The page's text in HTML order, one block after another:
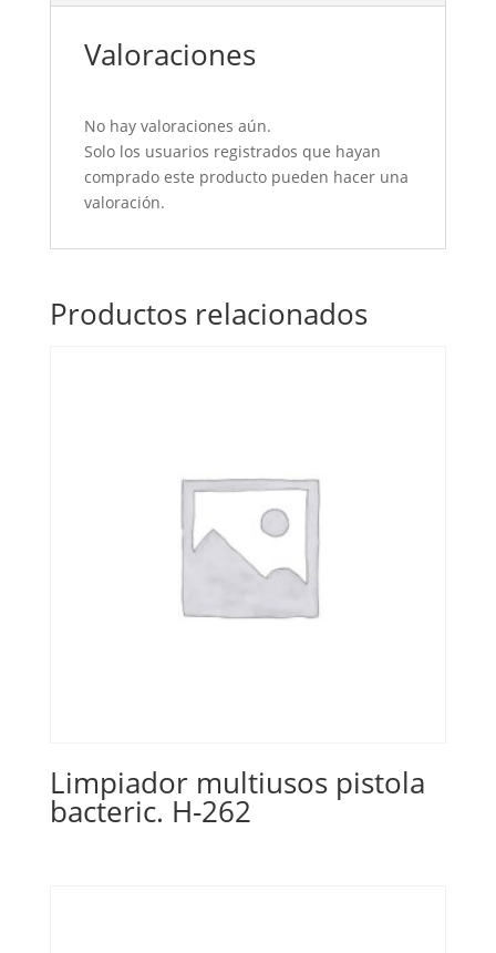
Valoraciones
No hay valoraciones aún.
Solo los usuarios registrados que hayan
comprado este producto pueden hacer una
valoración.
Productos relacionados
Limpiador multiusos pistola
bacteric. H-262